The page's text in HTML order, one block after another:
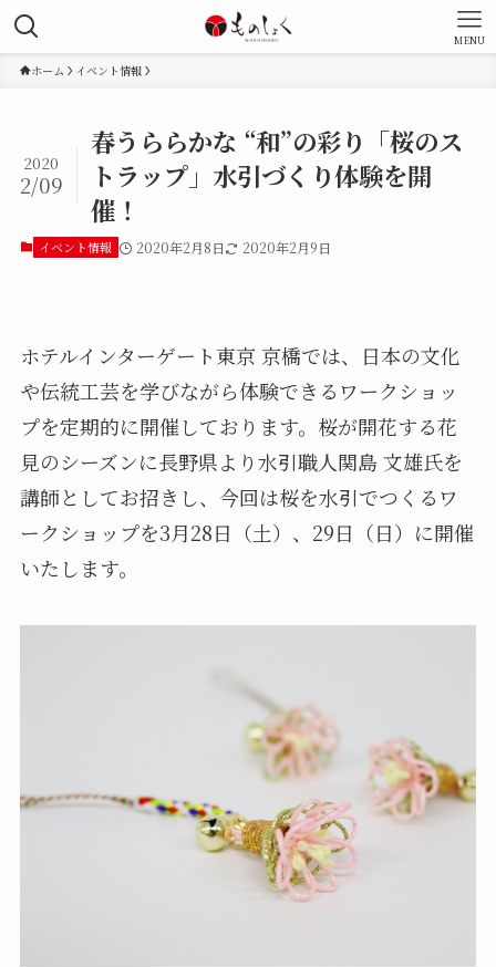
MENU
ホーム イベント情報
春うららかな “和”の彩り「桜のス
トラップ」水引づくり体験を開
催！
2020
2/09
イベント情報 2020年2月8日 2020年2月9日
ホテルインターゲート東京 京橋では、日本の文化
や伝統工芸を学びながら体験できるワークショッ
プを定期的に開催しております。桜が開花する花
見のシーズンに長野県より水引職人関島 文雄氏を
講師としてお招きし、今回は桜を水引でつくるワ
ークショップを3月28日（土）、29日（日）に開催
いたします。